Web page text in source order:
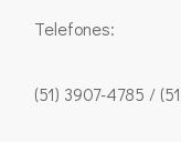
Telefones:
(51) 3907-4785 /